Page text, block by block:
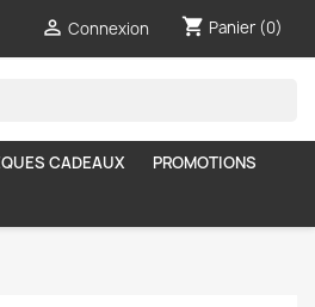
 Connexion shopping_cart Panier (0)
CADEAUX
PROMOTIONS